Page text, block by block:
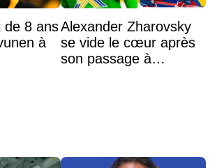
de 8 ans
à
Alexander Zharovsky
se vide le cœur après
son passage à